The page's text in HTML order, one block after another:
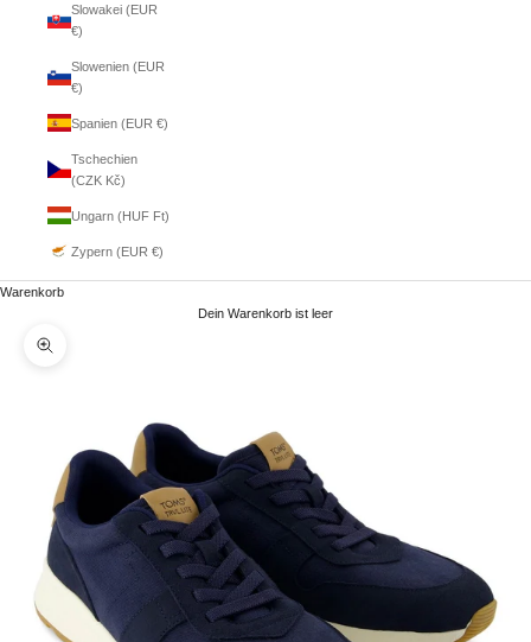
Slowakei (EUR
€)
Slowenien (EUR
€)
Spanien (EUR €)
Tschechien
(CZK Kč)
Ungarn (HUF Ft)
Zypern (EUR €)
Warenkorb
Dein Warenkorb ist leer
Bild vergrößern